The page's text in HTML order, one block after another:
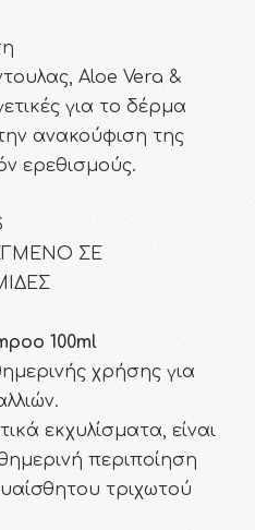
Aloe Vera &
για το δέρμα
ανακούφιση της
ερεθισμούς.
ΣΕ
100ml
χρήσης για
εκχυλίσματα, είναι
περιποίηση
τριχωτού